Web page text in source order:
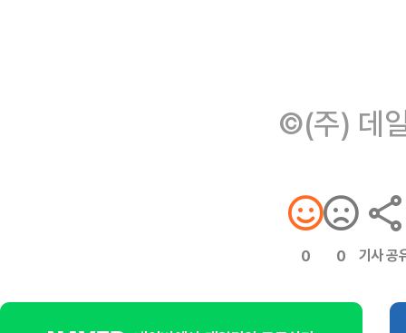
©(주) 데
0 0 기사 공